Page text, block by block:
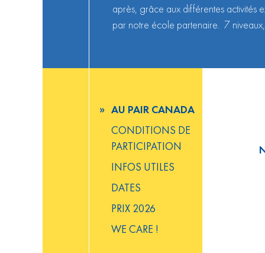
après, grâce aux différentes activités
par notre école partenaire. 7
AU PAIR CANADA
CONDITIONS DE
PARTICIPATION
INFOS UTILES
DATES
PRIX 2026
WE CARE !